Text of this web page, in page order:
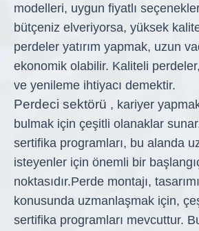
modelleri, uygun fiyatlı
bütçeniz elveriyorsa, yüksek
perdeler yatırım yapmak, uzun
ekonomik olabilir. Kaliteli
ve yenileme ihtiyacı demektir.
Perdeci sektörü , kariyer
bulmak için çeşitli olanaklar
sertifika programları, bu alanda
isteyenler için önemli bir
noktasıdır.Perde montajı,
konusunda uzmanlaşmak için,
sertifika programları mevcuttur.